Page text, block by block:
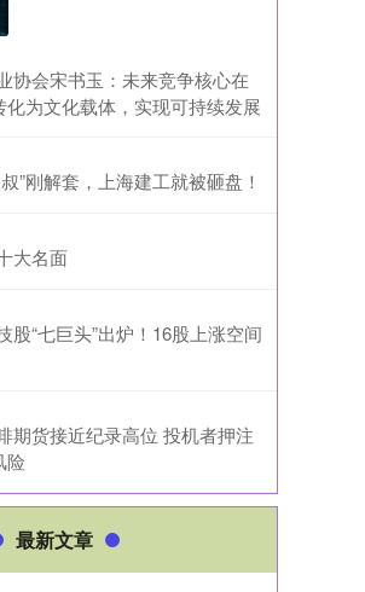
协会宋书玉：未来竞争核心在
为文化载体，实现可持续发展
”刚解套，上海建工就被砸盘！
大名面
股“七巨头”出炉！16股上涨空间
期货接近纪录高位 投机者押注
险
最新文章